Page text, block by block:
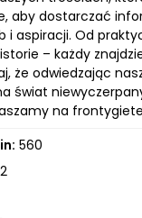
aby dostarczać
i aspiracji. Od
– każdy
że odwiedzając
świat
na
560
2